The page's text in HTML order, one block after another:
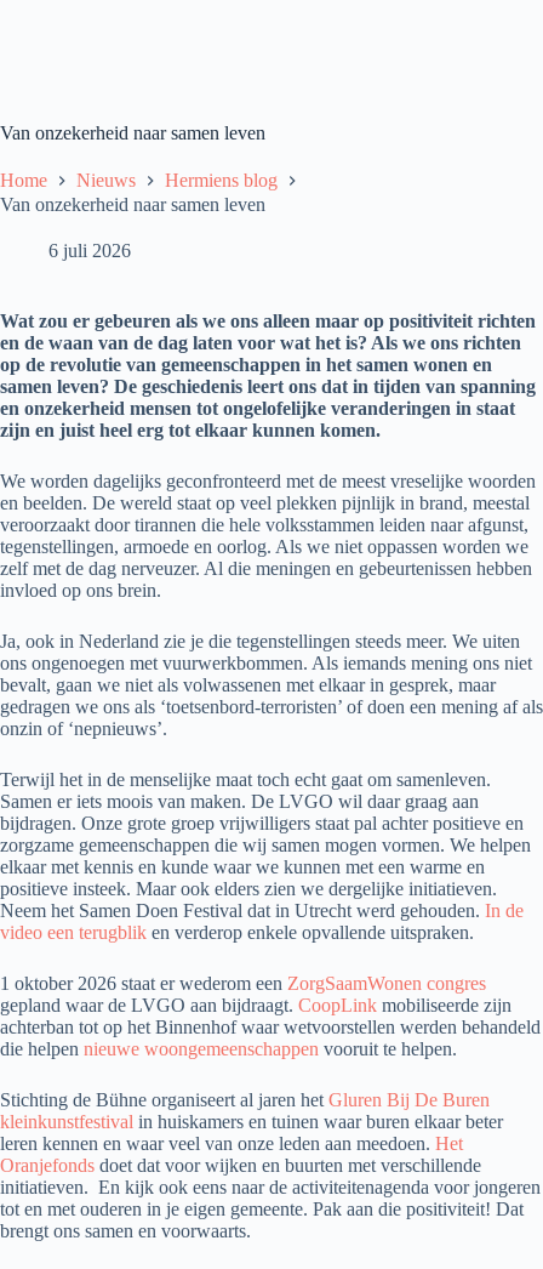
Van onzekerheid naar samen leven
Home Nieuws
Hermiens blog
Van onzekerheid naar samen leven
6 juli 2026
Wat zou er gebeuren als we ons alleen maar op positiviteit richten
en de waan van de dag laten voor wat het is? Als we ons richten
op de revolutie van gemeenschappen in het samen wonen en
samen leven? De geschiedenis leert ons dat in tijden van spanning
en onzekerheid mensen tot ongelofelijke veranderingen in staat
zijn en juist heel erg tot elkaar kunnen komen.
We worden dagelijks geconfronteerd met de meest vreselijke woorden
en beelden. De wereld staat op veel plekken pijnlijk in brand, meestal
veroorzaakt door tirannen die hele volksstammen leiden naar afgunst,
tegenstellingen, armoede en oorlog. Als we niet oppassen worden we
zelf met de dag nerveuzer. Al die meningen en gebeurtenissen hebben
invloed op ons brein.
Ja, ook in Nederland zie je die tegenstellingen steeds meer. We uiten
ons ongenoegen met vuurwerkbommen. Als iemands mening ons niet
bevalt, gaan we niet als volwassenen met elkaar in gesprek, maar
gedragen we ons als ‘toetsenbord-terroristen’ of doen een mening af als
onzin of ‘nepnieuws’.
Terwijl het in de menselijke maat toch echt gaat om samenleven.
Samen er iets moois van maken. De LVGO wil daar graag aan
bijdragen. Onze grote groep vrijwilligers staat pal achter positieve en
zorgzame gemeenschappen die wij samen mogen vormen. We helpen
elkaar met kennis en kunde waar we kunnen met een warme en
positieve insteek. Maar ook elders zien we dergelijke initiatieven.
Neem het Samen Doen Festival dat in Utrecht werd gehouden. In de
video een terugblik en verderop enkele opvallende uitspraken.
1 oktober 2026 staat er wederom een ZorgSaamWonen congres
gepland waar de LVGO aan bijdraagt. CoopLink mobiliseerde zijn
achterban tot op het Binnenhof waar wetvoorstellen werden behandeld
die helpen nieuwe woongemeenschappen vooruit te helpen.
Stichting de Bühne organiseert al jaren het Gluren Bij De Buren
kleinkunstfestival in huiskamers en tuinen waar buren elkaar beter
leren kennen en waar veel van onze leden aan meedoen. Het
Oranjefonds doet dat voor wijken en buurten met verschillende
initiatieven. En kijk ook eens naar de activiteitenagenda voor jongeren
tot en met ouderen in je eigen gemeente. Pak aan die positiviteit! Dat
brengt ons samen en voorwaarts.